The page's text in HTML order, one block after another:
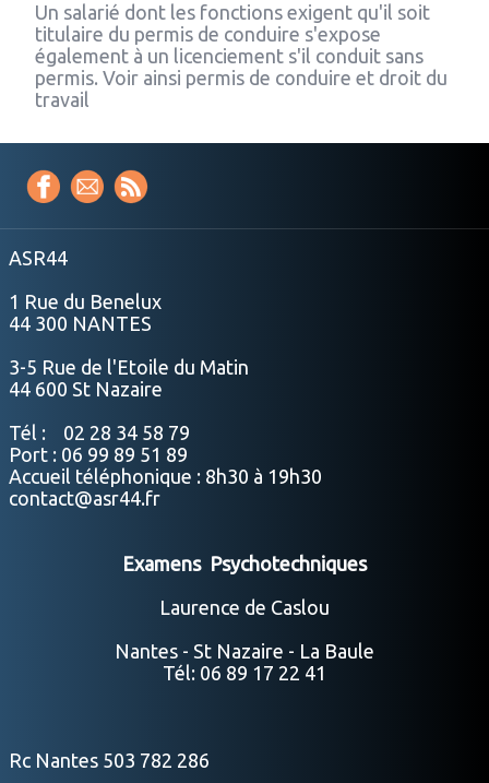
Un salarié dont les fonctions exigent qu'il soit
titulaire du permis de conduire s'expose
également à un licenciement s'il conduit sans
permis. Voir ainsi permis de conduire et droit du
travail
ASR44
1 Rue du Benelux
44 300 NANTES
3-5 Rue de l'Etoile du Matin
44 600 St Nazaire
Tél : 02 28 34 58 79
Port : 06 99 89 51 89
Accueil téléphonique : 8h30 à 19h30
contact@asr44.fr
Examens Psychotechniques
Laurence de Caslou
Nantes - St Nazaire - La Baule
Tél: 06 89 17 22 41
Rc Nantes 503 782 286